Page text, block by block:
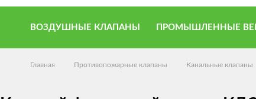
ВОЗДУШНЫЕ КЛАПАНЫ ПРОМЫШЛЕННЫЕ
Главная Противопожарные клапаны Канальные клапаны